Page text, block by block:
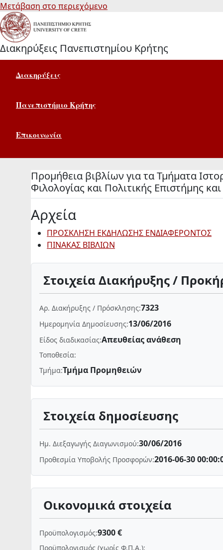
Μετάβαση στο περιεχόμενο
Διακηρύξεις Πανεπιστημίου Κρήτης
Διακηρύξεις
Πανεπιστήμιο Κρήτης
Επικοινωνία
Προμήθεια βιβλίων για τα Τμήματα
Φιλολογίας και Πολιτικής Επιστήμης
Αρχεία
ΠΡΟΣΚΛΗΣΗ ΕΚΔΗΛΩΣΗΣ ΕΝΔΙΑΦΕΡΟΝΤΟΣ
ΠΙΝΑΚΑΣ ΒΙΒΛΙΩΝ
Στοιχεία Διακήρυξης /
Αρ. Διακήρυξης / Πρόσκλησης:7323
Ημερομηνία Δημοσίευσης:13/06/2016
Είδος διαδικασίας:Απευθείας ανάθεση
Τοποθεσία:
Τμήμα:Τμήμα Προμηθειών
Στοιχεία δημοσίευσης
Ημ. Διεξαγωγής Διαγωνισμού:30/06/2016
Προθεσμία Υποβολής Προσφορών:2016-06-30
Οικονομικά στοιχεία
Προϋπολογισμός:9300 €
Προϋπολογισμός (χωρίς Φ.Π.Α.):